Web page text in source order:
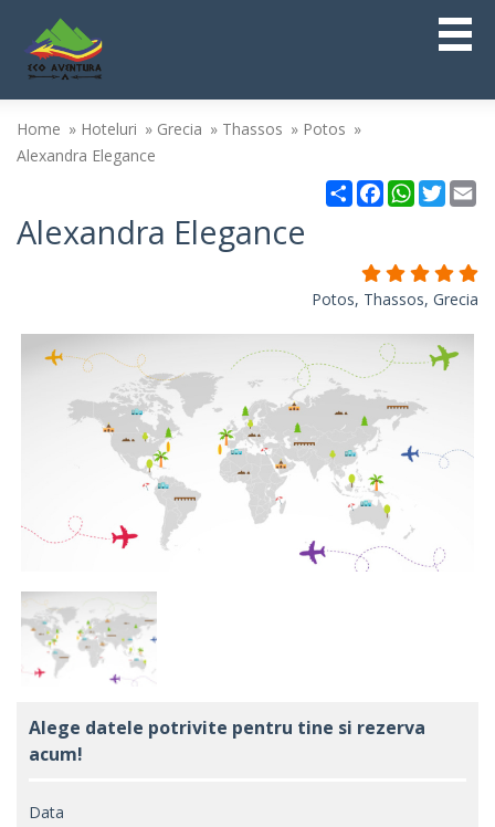
Home Hoteluri Grecia Thassos
Potos
Alexandra Elegance
Partajare
Facebook
Alexandra Elegance
Potos, Thassos, Grecia
Alege datele potrivite pentru tine si rezerva
acum!
Data